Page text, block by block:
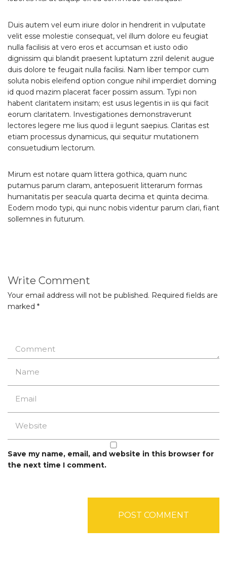
Duis autem vel eum iriure dolor in hendrerit in vulputate
velit esse molestie consequat, vel illum dolore eu feugiat
nulla facilisis at vero eros et accumsan et iusto odio
dignissim qui blandit praesent luptatum zzril delenit augue
duis dolore te feugait nulla facilisi. Nam liber tempor cum
soluta nobis eleifend option congue nihil imperdiet doming
id quod mazim placerat facer possim assum. Typi non
habent claritatem insitam; est usus legentis in iis qui facit
eorum claritatem. Investigationes demonstraverunt
lectores legere me lius quod ii legunt saepius. Claritas est
etiam processus dynamicus, qui sequitur mutationem
consuetudium lectorum.
Mirum est notare quam littera gothica, quam nunc
putamus parum claram, anteposuerit litterarum formas
humanitatis per seacula quarta decima et quinta decima.
Eodem modo typi, qui nunc nobis videntur parum clari, fiant
sollemnes in futurum.
Write Comment
Your email address will not be published. Required fields are
marked *
Save my name, email, and website in this browser for
the next time I comment.